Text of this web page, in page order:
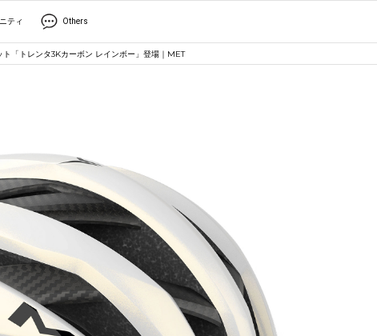
ティ Others
「トレンタ3Kカーボン レインボー」登場｜MET